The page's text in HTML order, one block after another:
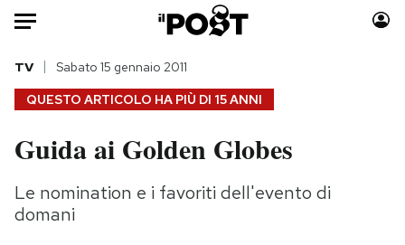
HOME
Italia
Politica
Moda
Consumismi
QUESTO ARTICOLO HA PIÙ DI 15 ANNI
TV Sabato 15 gennaio 2011
Guida ai Golden Globes
Le nomination e i favoriti dell'evento di
domani